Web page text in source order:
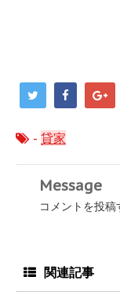
- 貸家
Message
コメントを投稿
関連記事